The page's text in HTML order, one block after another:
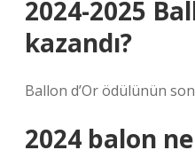
2024-2025
kazandı?
Ballon d’Or ödülünün
2024 balon